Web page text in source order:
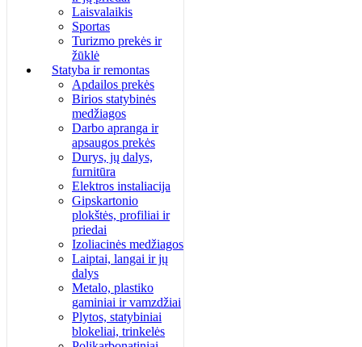
Laisvalaikis
Sportas
Turizmo prekės ir
žūklė
Statyba ir remontas
Apdailos prekės
Birios statybinės
medžiagos
Darbo apranga ir
apsaugos prekės
Durys, jų dalys,
furnitūra
Elektros instaliacija
Gipskartonio
plokštės, profiliai ir
priedai
Izoliacinės medžiagos
Laiptai, langai ir jų
dalys
Metalo, plastiko
gaminiai ir vamzdžiai
Plytos, statybiniai
blokeliai, trinkelės